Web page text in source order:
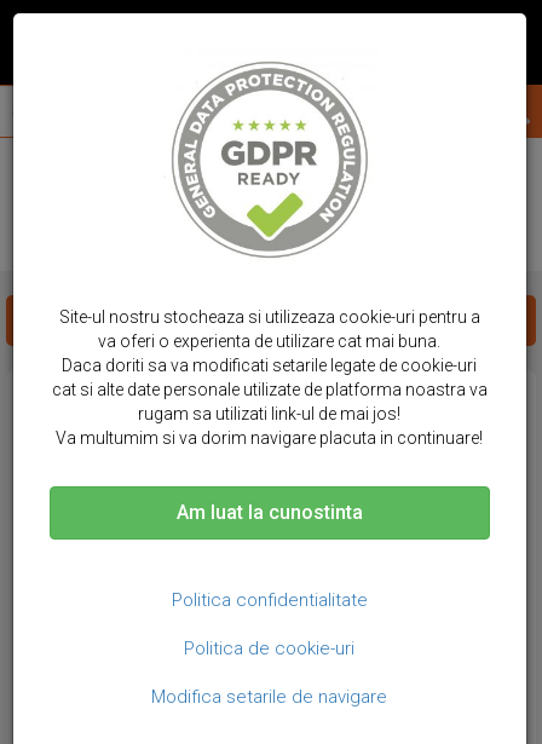
huse tableta apple ipad pro 9.7
HUSE TABLETA IPAD PRO 9.7
FILTREAZA PRODUSE
Husa slim din piele naturala premium pentru AirTag, cu carabina
Site-ul nostru stocheaza si utilizeaza cookie-uri pentru a
va oferi o experienta de utilizare cat mai buna.
Daca doriti sa va modificati setarile legate de cookie-uri
cat si alte date personale utilizate de platforma noastra va
rugam sa utilizati link-ul de mai jos!
Va multumim si va dorim navigare placuta in continuare!
Am luat la cunostinta
Politica confidentialitate
Politica de cookie-uri
Modifica setarile de navigare